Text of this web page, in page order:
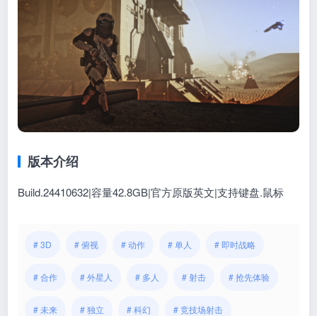
版本介绍
Build.24410632|容量42.8GB|官方原版英文|支持键盘.鼠标
# 3D # 俯视 # 动作 # 单人 # 即时战略
# 合作 # 外星人 # 多人 # 射击 # 抢先体验
# 未来 # 独立 # 科幻 # 竞技场射击